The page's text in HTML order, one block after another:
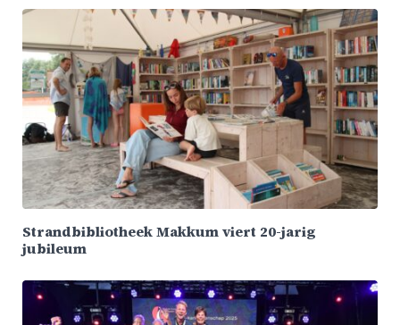
Strandbibliotheek Makkum viert 20-jarig
jubileum